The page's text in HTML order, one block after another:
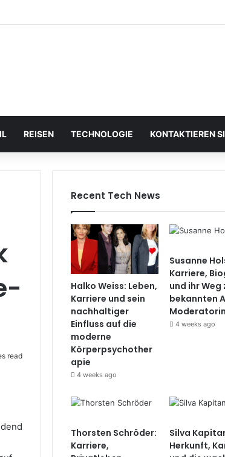
REISEN TECHNOLOGIE KONTAKTIEREN
read
Recent Tech News
Halko Weiss: Leben,
Karriere und sein
nachhaltiger
Einfluss auf die
moderne
Körperpsychother
apie
4 weeks ago
Susanne
Karriere,
und ihr Weg
bekannten
Moderatorin
4 weeks ago
Thorsten Schröder:
Karriere,
Silva
Herkunft,